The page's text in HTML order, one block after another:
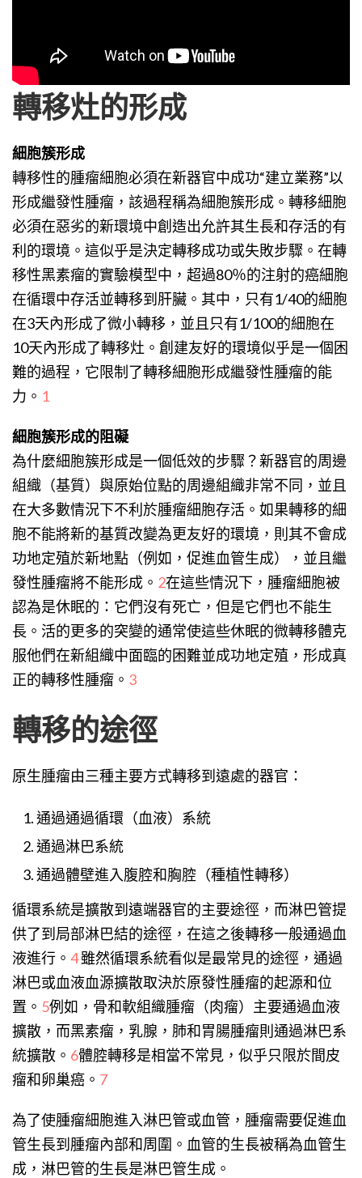
轉移灶的形成
細胞簇形成
轉移性的腫瘤細胞必須在新器官中成功“建立業務”以
形成繼發性腫瘤，該過程稱為細胞簇形成。轉移細胞
必須在惡劣的新環境中創造出允許其生長和存活的有
利的環境。這似乎是決定轉移成功或失敗步驟。在轉
移性黑素瘤的實驗模型中，超過80％的注射的癌細胞
在循環中存活並轉移到肝臟。其中，只有1/40的細胞
在3天內形成了微小轉移，並且只有1/100的細胞在
10天內形成了轉移灶。創建友好的環境似乎是一個困
難的過程，它限制了轉移細胞形成繼發性腫瘤的能
力。 1
細胞簇形成的阻礙
為什麼細胞簇形成是一個低效的步驟？新器官的周邊
組織（基質）與原始位點的周邊組織非常不同，並且
在大多數情況下不利於腫瘤細胞存活。如果轉移的細
胞不能將新的基質改變為更友好的環境，則其不會成
功地定殖於新地點（例如，促進血管生成），並且繼
發性腫瘤將不能形成。 2在這些情況下，腫瘤細胞被
認為是休眠的：它們沒有死亡，但是它們也不能生
長。活的更多的突變的通常使這些休眠的微轉移體克
服他們在新組織中面臨的困難並成功地定殖，形成真
正的轉移性腫瘤。 3
轉移的途徑
原生腫瘤由三種主要方式轉移到遠處的器官：
通過通過循環（血液）系統
通過淋巴系統
通過體壁進入腹腔和胸腔（種植性轉移）
循環系統是擴散到遠端器官的主要途徑，而淋巴管提
供了到局部淋巴結的途徑，在這之後轉移一般通過血
液進行。 4雖然循環系統看似是最常見的途徑，通過
淋巴或血液血源擴散取決於原發性腫瘤的起源和位
置。 5例如，骨和軟組織腫瘤（肉瘤）主要通過血液
擴散，而黑素瘤，乳腺，肺和胃腸腫瘤則通過淋巴系
統擴散。 6體腔轉移是相當不常見，似乎只限於間皮
瘤和卵巢癌。 7
為了使腫瘤細胞進入淋巴管或血管，腫瘤需要促進血
管生長到腫瘤內部和周圍。血管的生長被稱為血管生
成，淋巴管的生長是淋巴管生成。